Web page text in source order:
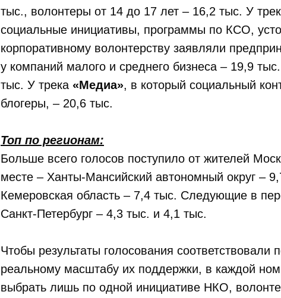
тыс., волонтеры от 14 до 17 лет – 16,2 тыс. У
социальные инициативы, программы по КСО,
корпоративному волонтерству заявляли
у компаний малого и среднего бизнеса – 19,9
тыс. У трека «Медиа», в который социальный
блогеры, – 20,6 тыс.
Топ по регионам:
Больше всего голосов поступило от жителей
месте – Ханты-Мансийский автономный округ –
Кемеровская область – 7,4 тыс. Следующие в
Санкт-Петербург – 4,3 тыс. и 4,1 тыс.
Чтобы результаты голосования соответствовали
реальному масштабу их поддержки, в каждой
выбрать лишь по одной инициативе НКО,